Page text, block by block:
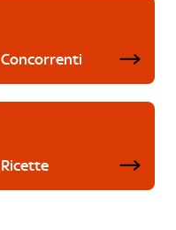
Concorrenti
Ricette